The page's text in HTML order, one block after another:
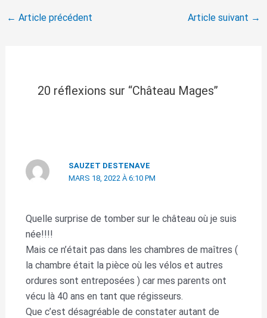
← Article précédent Article suivant →
20 réflexions sur “Château Mages”
SAUZET DESTENAVE
MARS 18, 2022 À 6:10 PM
Quelle surprise de tomber sur le château où je suis
née!!!!
Mais ce n’était pas dans les chambres de maîtres (
la chambre était la pièce où les vélos et autres
ordures sont entreposées ) car mes parents ont
vécu là 40 ans en tant que régisseurs.
Que c’est désagréable de constater autant de